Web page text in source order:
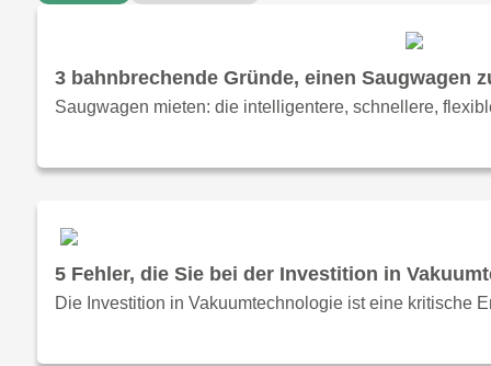
3 bahnbrechende Gründe, einen Saugwagen
Saugwagen mieten: die intelligentere, schnellere,
5 Fehler, die Sie bei der Investition in
Die Investition in Vakuumtechnologie ist eine kritische